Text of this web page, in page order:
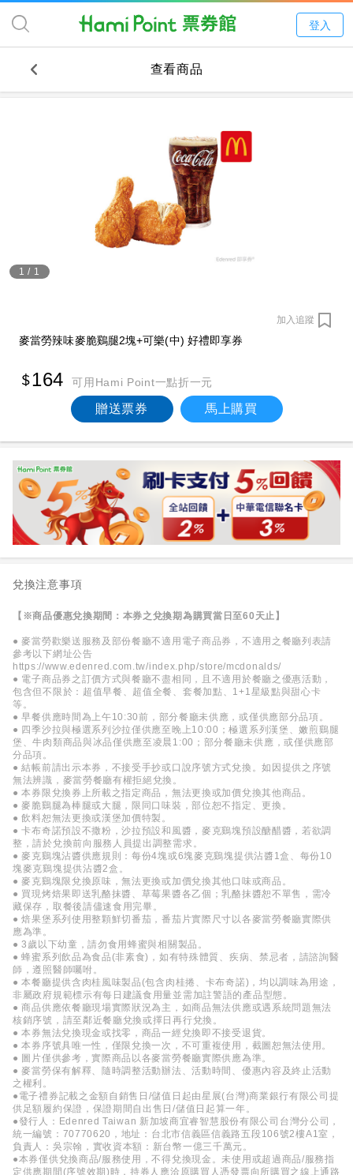
登入
查看商品
1 / 1
加入追蹤
麥當勞辣味麥脆鷄腿2塊+可樂(中) 好禮即享券
164 可用Hami Point一點折一元
贈送票券 馬上購買
兌換注意事項
【※商品優惠兌換期間：本券之兌換期為購買當日至60天止】
● 麥當勞歡樂送服務及部份餐廳不適用電子商品券，不適用之餐廳列表請
參考以下網址公告
https://www.edenred.com.tw/index.php/store/mcdonalds/
● 電子商品券之訂價方式與餐廳不盡相同，且不適用於餐廳之優惠活動，
包含但不限於：超值早餐、超值全餐、套餐加點、1+1星級點與甜心卡
等。
● 早餐供應時間為上午10:30前，部分餐廳未供應，或僅供應部分品項。
● 四季沙拉與極選系列沙拉僅供應至晚上10:00；極選系列漢堡、嫩煎鷄腿
堡、牛肉類商品與冰品僅供應至凌晨1:00；部分餐廳未供應，或僅供應部
分品項。
● 結帳前請出示本券，不接受手抄或口說序號方式兌換。如因提供之序號
無法辨識，麥當勞餐廳有權拒絕兌換。
● 本券限兌換券上所載之指定商品，無法更換或加價兌換其他商品。
● 麥脆鷄腿為棒腿或大腿，限同口味裝，部位恕不指定、更換。
● 飲料恕無法更換或漢堡加價特製。
● 卡布奇諾預設不撒粉，沙拉預設和風醬，麥克鷄塊預設醣醋醬，若欲調
整，請於兌換前向服務人員提出調整需求。
● 麥克鷄塊沾醬供應規則：每份4塊或6塊麥克鷄塊提供沾醬1盒、每份10
塊麥克鷄塊提供沾醬2盒。
● 麥克鷄塊限兌換原味，無法更換或加價兌換其他口味或商品。
● 買現烤焙果即送乳酪抹醬、草莓果醬各乙個；乳酪抹醬恕不單售，需冷
藏保存，取餐後請儘速食用完畢。
● 焙果堡系列使用整顆鮮切番茄，番茄片實際尺寸以各麥當勞餐廳實際供
應為準。
● 3歲以下幼童，請勿食用蜂蜜與相關製品。
● 蜂蜜系列飲品為食品(非素食)，如有特殊體質、疾病、禁忌者，請諮詢醫
師，遵照醫師囑咐。
● 本餐廳提供含肉桂風味製品(包含肉桂捲、卡布奇諾)，均以調味為用途，
非屬政府規範標示有每日建議食用量並需加註警語的產品型態。
● 商品供應依餐廳現場實際狀況為主，如商品無法供應或遇系統問題無法
核銷序號，請至鄰近餐廳兌換或擇日再行兌換。
● 本券無法兌換現金或找零，商品一經兌換即不接受退貨。
● 本券序號具唯一性，僅限兌換一次，不可重複使用，截圖恕無法使用。
● 圖片僅供參考，實際商品以各麥當勞餐廳實際供應為準。
● 麥當勞保有解釋、隨時調整活動辦法、活動時間、優惠內容及終止活動
之權利。
●電子禮券記載之金額自銷售日/儲值日起由星展(台灣)商業銀行有限公司提
供足額履約保證，保證期間自出售日/儲值日起算一年。
●發行人：Edenred Taiwan 新加坡商宜睿智慧股份有限公司台灣分公司，
統一編號：70770620，地址：台北市信義區信義路五段106號2樓A1室，
負責人：吳宗翰，實收資本額：新台幣一億三千萬元。
●本券僅供兌換商品/服務使用，不得兌換現金。未使用或超過商品/服務指
定供應期間(序號效期)時，持券人應洽原購買人憑發票向所購買之線上通路